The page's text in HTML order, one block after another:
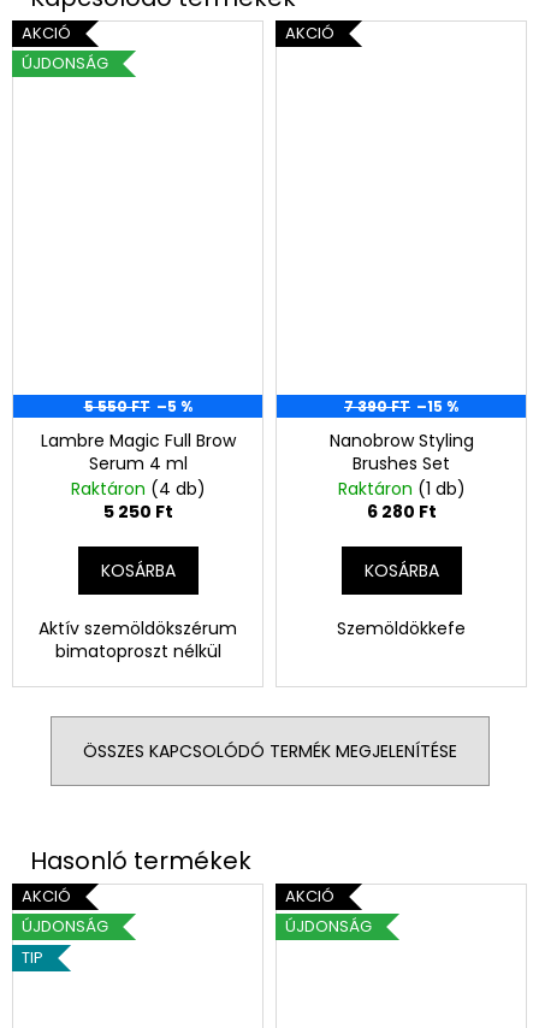
AKCIÓ
ÚJDONSÁG
5 550 FT –5 %
Lambre Magic Full Brow
Serum 4 ml
Raktáron (4 db)
5 250 Ft
KOSÁRBA
Aktív szemöldökszérum
bimatoproszt nélkül
AKCIÓ
7 390 FT –15 %
Nanobrow Styling
Brushes Set
Raktáron (1 db)
6 280 Ft
KOSÁRBA
Szemöldökkefe
ÖSSZES KAPCSOLÓDÓ TERMÉK MEGJELENÍTÉSE
AKCIÓ
ÚJDONSÁG
TIP
AKCIÓ
ÚJDONSÁG